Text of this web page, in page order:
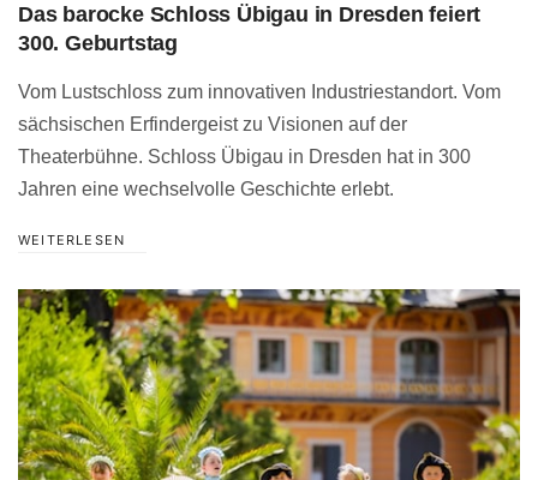
Das barocke Schloss Übigau in Dresden feiert
300. Geburtstag
Vom Lustschloss zum innovativen Industriestandort. Vom
sächsischen Erfindergeist zu Visionen auf der
Theaterbühne. Schloss Übigau in Dresden hat in 300
Jahren eine wechselvolle Geschichte erlebt.
WEITERLESEN